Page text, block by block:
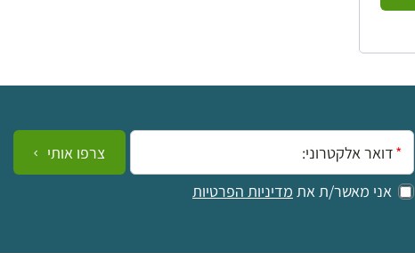
אימייל:
אני מאשר/ת את מדיניות הפרטיות
צרפו אותי